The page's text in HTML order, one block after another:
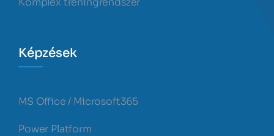
Képzések
MS Office / Microsoft365
Power Platform